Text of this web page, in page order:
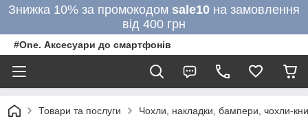
Знижка 10% за промокодом sale10 на замовлення
від 400 грн
#One. Аксесуари до смартфонів
Товари та послуги Чохли, накладки, бампери, чохли-